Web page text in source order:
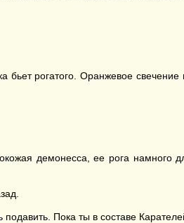
рогатого. Оранжевое свечение
демонесса, ее рога намного
Пока ты в составе